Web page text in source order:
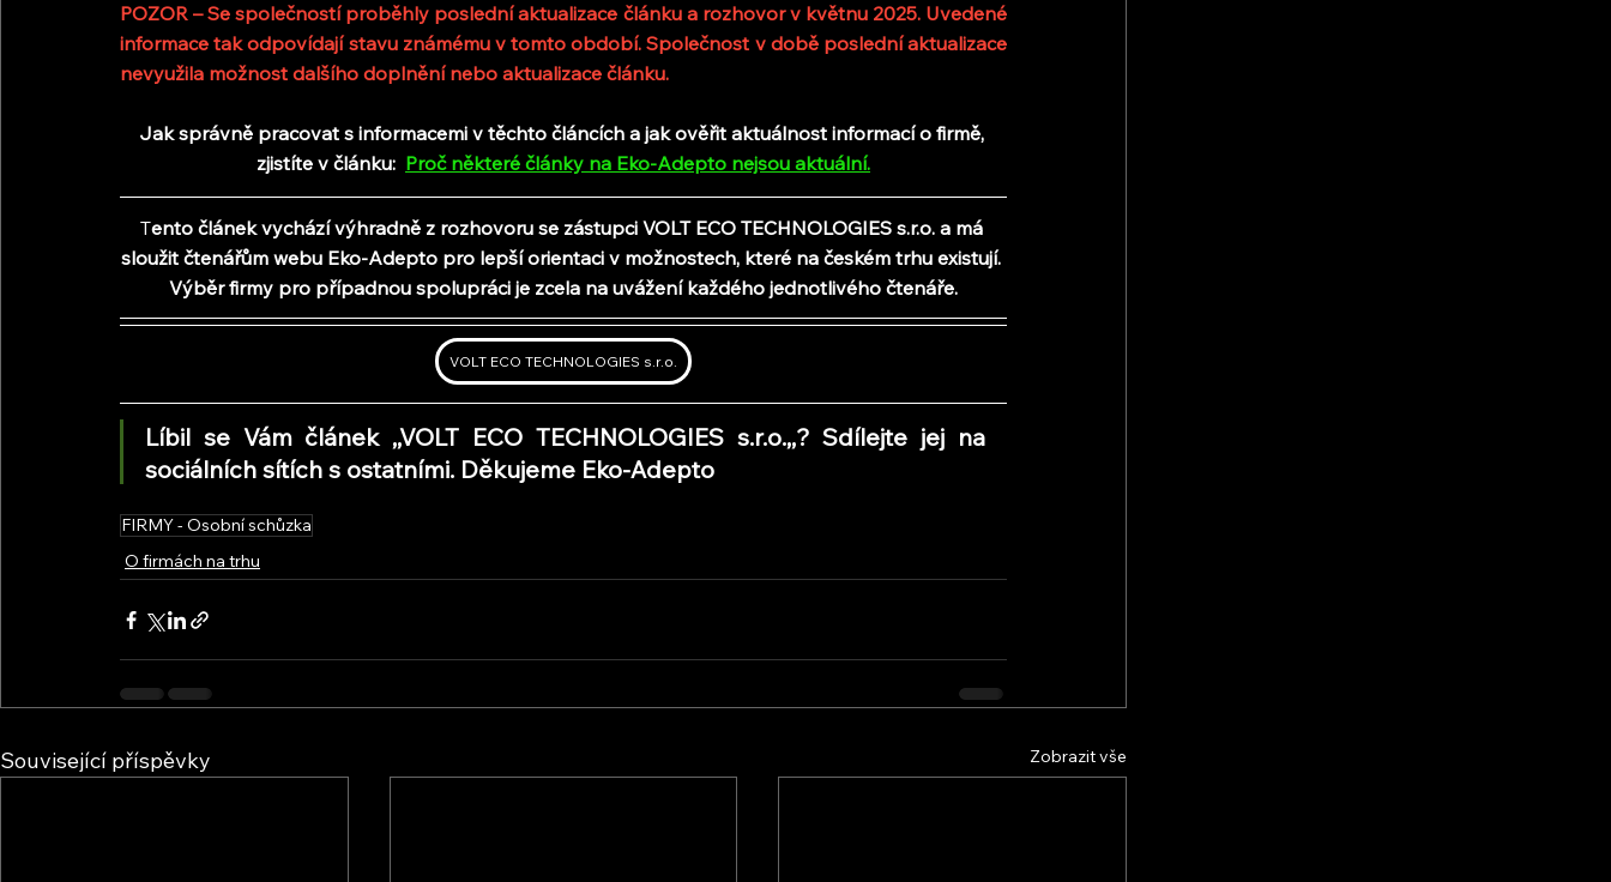
POZOR – Se společností proběhly poslední aktualizace článku a rozhovor v květnu 2025. Uvedené
informace tak odpovídají stavu známému v tomto období. Společnost v době poslední aktualizace
nevyužila možnost dalšího doplnění nebo aktualizace článku.
Jak správně pracovat s informacemi v těchto článcích a jak ověřit aktuálnost informací o firmě,
zjistíte v článku: Proč některé články na Eko-Adepto nejsou aktuální.
Tento článek vychází výhradně z rozhovoru se zástupci VOLT ECO TECHNOLOGIES s.r.o. a má
sloužit čtenářům webu Eko-Adepto pro lepší orientaci v možnostech, které na českém trhu existují.
Výběr firmy pro případnou spolupráci je zcela na uvážení každého jednotlivého čtenáře.
VOLT ECO TECHNOLOGIES s.r.o.
Líbil se Vám článek ,,VOLT ECO TECHNOLOGIES s.r.o.,,? Sdílejte jej na
sociálních sítích s ostatními. Děkujeme Eko-Adepto
FIRMY - Osobní schůzka
O firmách na trhu
Související příspěvky Zobrazit vše